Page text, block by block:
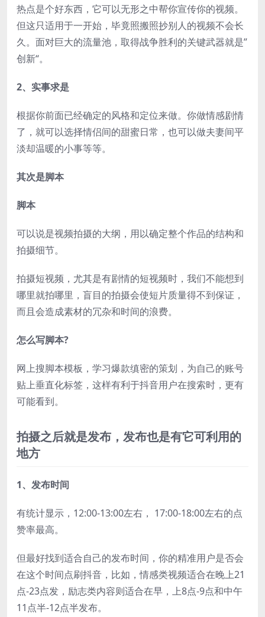
热点是个好东西，它可以无形之中帮你宣传你的视频。
但这只适用于一开始，毕竟照搬照抄别人的视频不会长
久。面对巨大的流量池，取得战争胜利的关键武器就是”
创新“。
2、实事求是
根据你前面已经确定的风格和定位来做。你做情感剧情
了，就可以选择情侣间的甜蜜日常，也可以做夫妻间平
淡却温暖的小事等等。
其次是脚本
脚本
可以说是视频拍摄的大纲，用以确定整个作品的结构和
拍摄细节。
拍摄短视频，尤其是有剧情的短视频时，我们不能想到
哪里就拍哪里，盲目的拍摄会使短片质量得不到保证，
而且会造成素材的冗杂和时间的浪费。
怎么写脚本?
网上搜脚本模板，学习爆款缜密的策划，为自己的账号
贴上垂直化标签，这样有利于抖音用户在搜索时，更有
可能看到。
拍摄之后就是发布 ，发布也是有它可利用的
地方
1、发布时间
有统计显示，12:00-13:00左右， 17:00-18:00左右的点
赞率最高。
但最好找到适合自己的发布时间，你的精准用户是否会
在这个时间点刷抖音，比如，情感类视频适合在晚上21
点-23点发，励志类内容则适合在早，上8点-9点和中午
11点半-12点半发布。